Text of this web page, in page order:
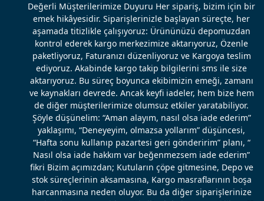
Değerli Müşterilerimize Duyuru Her sipariş, bizim için bir
emek hikâyesidir. Siparişlerinizle başlayan süreçte, her
aşamada titizlikle çalışıyoruz: Ürününüzü depomuzdan
kontrol ederek kargo merkezimize aktarıyoruz, Özenle
paketliyoruz, Faturanızı düzenliyoruz ve Kargoya teslim
ediyoruz. Akabinde kargo takip bilgilerini sms ile size
aktarıyoruz. Bu süreç boyunca ekibimizin emeği, zamanı
ve kaynakları devrede. Ancak keyfi iadeler, hem bize hem
de diğer müşterilerimize olumsuz etkiler yaratabiliyor.
Şöyle düşünelim: “Aman alayım, nasıl olsa iade ederim”
yaklaşımı, “Deneyeyim, olmazsa yollarım” düşüncesi,
“Hafta sonu kullanıp pazartesi geri gönderirim” planı, “
Nasıl olsa iade hakkım var beğenmezsem iade ederim”
fikri Bizim açımızdan; Kutuların çöpe gitmesine, Depo ve
stok süreçlerinin aksamasına, Kargo masraflarının boşa
harcanmasına neden oluyor. Bu da diğer siparişlerinize